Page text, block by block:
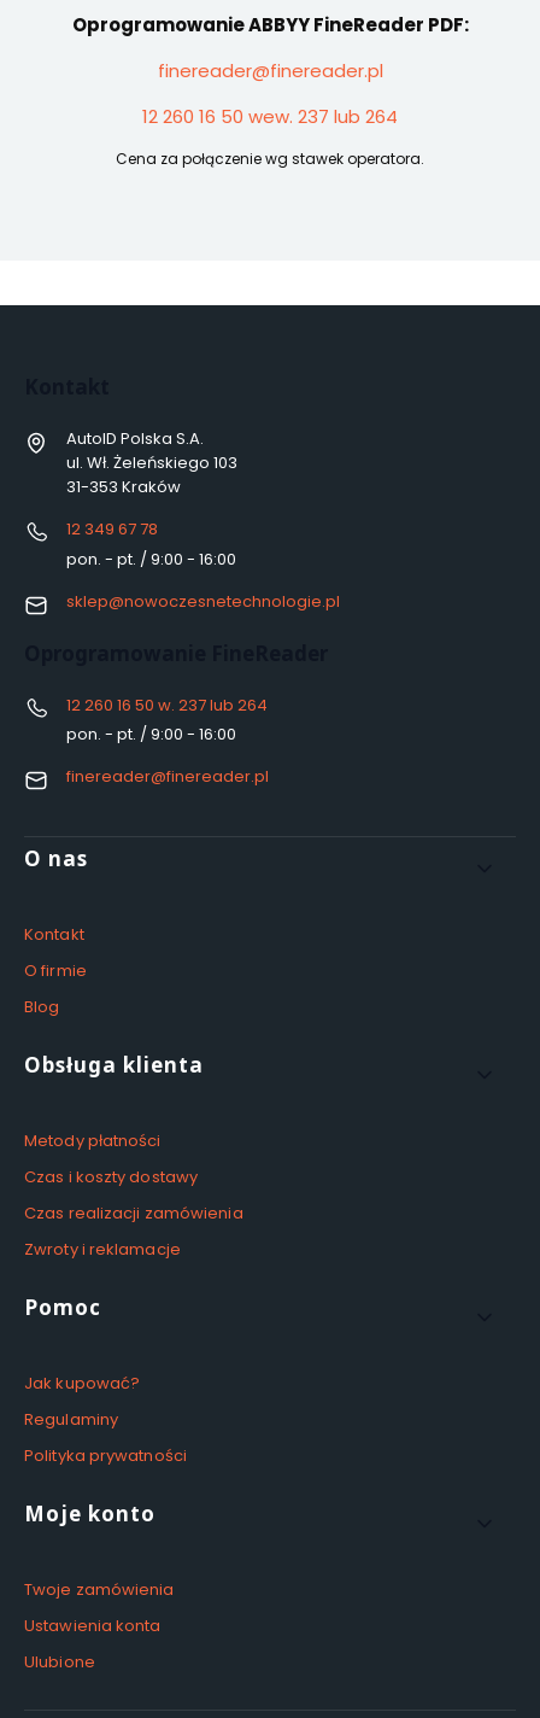
Oprogramowanie ABBYY FineReader PDF:
finereader@finereader.pl
12 260 16 50 wew. 237 lub 264
Cena za połączenie wg stawek operatora.
AutoID Polska S.A.
ul. Wł. Żeleńskiego 103
31-353 Kraków
12 349 67 78
pon. - pt. / 9:00 - 16:00
sklep@nowoczesnetechnologie.pl
12 260 16 50 w. 237 lub 264
pon. - pt. / 9:00 - 16:00
finereader@finereader.pl
Linki w stopce
O nas
Kontakt
O firmie
Blog
Obsługa klienta
Metody płatności
Czas i koszty dostawy
Czas realizacji zamówienia
Zwroty i reklamacje
Pomoc
Jak kupować?
Regulaminy
Polityka prywatności
Moje konto
Twoje zamówienia
Ustawienia konta
Ulubione